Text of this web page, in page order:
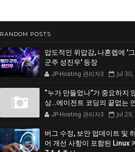
RANDOM POSTS
압도적인 위압감, 나혼렙에 '
군주 성진우' 등장
JP-Hosting 관리자3 Jul
“누가 만들었나”가 중요하지
상…에이전트 코딩의 끝없는
JP-Hosting 관리자3 Jul
버그 수정, 보안 업데이트 및
어 개선 사항이 포함된 Linux